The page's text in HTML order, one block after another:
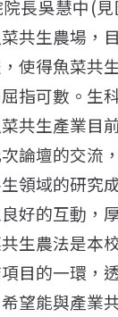
長吳慧中(
共生農場，
使得魚菜共
指可數。生
共生產業目
論壇的交流
領域的研究
好的互動，
生農法是本
目的一環，
望能與產業